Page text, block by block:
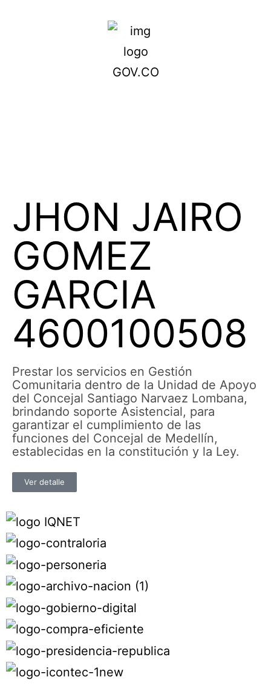
JHON JAIRO
GOMEZ
GARCIA
4600100508
Prestar los servicios en Gestión
Comunitaria dentro de la Unidad de Apoyo
del Concejal Santiago Narvaez Lombana,
brindando soporte Asistencial, para
garantizar el cumplimiento de las
funciones del Concejal de Medellín,
establecidas en la constitución y la Ley.
Ver detalle